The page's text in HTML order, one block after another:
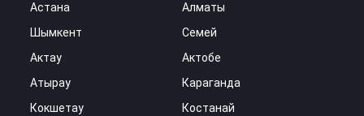
Астана
Алматы
Шымкент
Семей
Актау
Актобе
Атырау
Караганда
Кокшетау
Костанай